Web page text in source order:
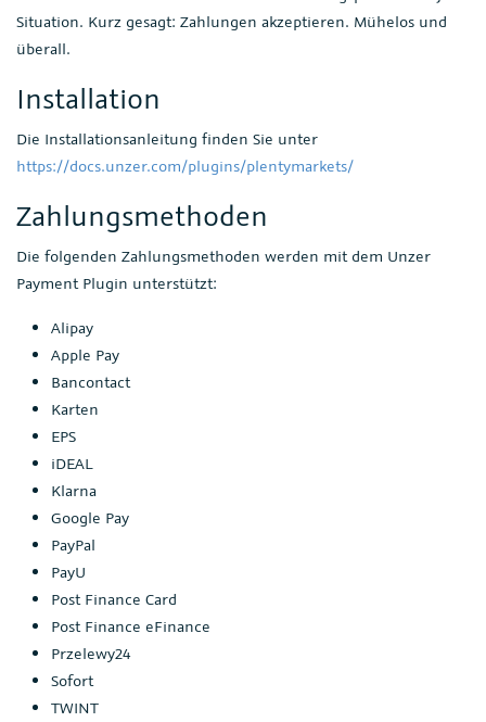
Situation. Kurz gesagt: Zahlungen akzeptieren. Mühelos und
überall.
Installation
Die Installationsanleitung finden Sie unter
https://docs.unzer.com/plugins/plentymarkets/
Zahlungsmethoden
Die folgenden Zahlungsmethoden werden mit dem Unzer
Payment Plugin unterstützt:
Alipay
Apple Pay
Bancontact
Karten
EPS
iDEAL
Klarna
Google Pay
PayPal
PayU
Post Finance Card
Post Finance eFinance
Przelewy24
Sofort
TWINT